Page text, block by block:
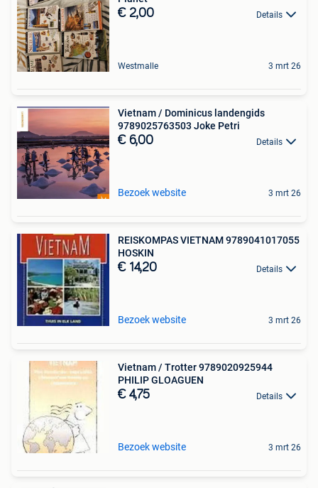
€ 2,00 Details
Westmalle 3 mrt 26
Vietnam / Dominicus landengids
9789025763503 Joke Petri
€ 6,00 Details
Bezoek website 3 mrt 26
REISKOMPAS VIETNAM 9789041017055
HOSKIN
€ 14,20 Details
Bezoek website 3 mrt 26
Vietnam / Trotter 9789020925944
PHILIP GLOAGUEN
€ 4,75 Details
Bezoek website 3 mrt 26